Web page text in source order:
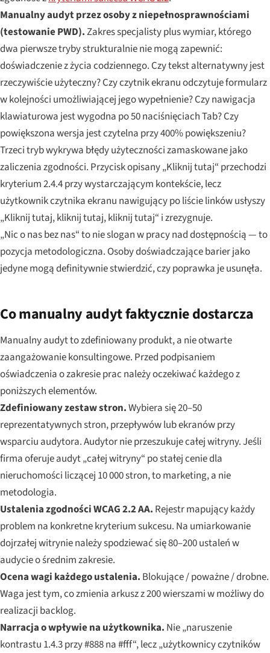
Manualny audyt przez osoby z niepełnosprawnościami
(testowanie PWD).Zakres specjalisty plus wymiar, którego
dwa pierwsze tryby strukturalnie nie mogą zapewnić:
doświadczenie z życia codziennego. Czy tekst alternatywny jest
rzeczywiście użyteczny? Czy czytnik ekranu odczytuje formularz
w kolejności umożliwiającej jego wypełnienie? Czy nawigacja
klawiaturowa jest wygodna po 50 naciśnięciach Tab? Czy
powiększona wersja jest czytelna przy 400% powiększeniu?
Trzeci tryb wykrywa błędy użyteczności zamaskowane jako
zaliczenia zgodności. Przycisk opisany „Kliknij tutaj“ przechodzi
kryterium 2.4.4 przy wystarczającym kontekście, lecz
użytkownik czytnika ekranu nawigujący po liście linków usłyszy
„Kliknij tutaj, kliknij tutaj, kliknij tutaj“ i zrezygnuje.
„Nic o nas bez nas“ to nie slogan w pracy nad dostępnością — to
pozycja metodologiczna. Osoby doświadczające barier jako
jedyne mogą definitywnie stwierdzić, czy poprawka je usunęła.
Co manualny audyt faktycznie dostarcza
Manualny audyt to zdefiniowany produkt, a nie otwarte
zaangażowanie konsultingowe. Przed podpisaniem
oświadczenia o zakresie prac należy oczekiwać każdego z
poniższych elementów.
Zdefiniowany zestaw stron.Wybiera się 20–50
reprezentatywnych stron, przepływów lub ekranów przy
wsparciu audytora. Audytor nie przeszukuje całej witryny. Jeśli
firma oferuje audyt „całej witryny“ po stałej cenie dla
nieruchomości liczącej 10 000 stron, to marketing, a nie
metodologia.
Ustalenia zgodności WCAG 2.2 AA. Rejestr mapujący każdy
problem na konkretne kryterium sukcesu. Na umiarkowanie
dojrzałej witrynie należy spodziewać się 80–200 ustaleń w
audycie o średnim zakresie.
Ocena wagi każdego ustalenia. Blokujące / poważne / drobne.
Waga jest tym, co zmienia arkusz z 200 wierszami w możliwy do
realizacji backlog.
Narracja o wpływie na użytkownika. Nie „naruszenie
kontrastu 1.4.3 przy #888 na #fff“, lecz „użytkownicy czytników